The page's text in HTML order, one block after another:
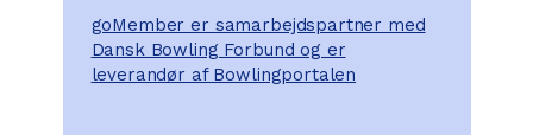
goMember er samarbejdspartner med
Dansk Bowling Forbund og er
leverandør af Bowlingportalen